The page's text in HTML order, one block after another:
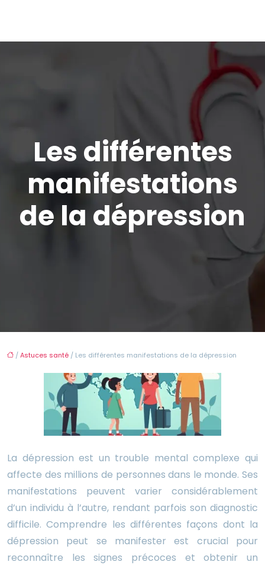
Les différentes
manifestations
de la dépression
/Astuces santé / Les différentes manifestations de la dépression
La dépression est un trouble mental complexe qui
affecte des millions de personnes dans le monde. Ses
manifestations peuvent varier considérablement
d’un individu à l’autre, rendant parfois son diagnostic
difficile. Comprendre les différentes façons dont la
dépression peut se manifester est crucial pour
reconnaître les signes précoces et obtenir un